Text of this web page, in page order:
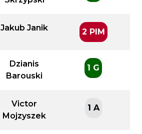
Jakub Janik 2 PIM
Dzianis
Barouski
1 G
Victor
Mojzyszek
1 A